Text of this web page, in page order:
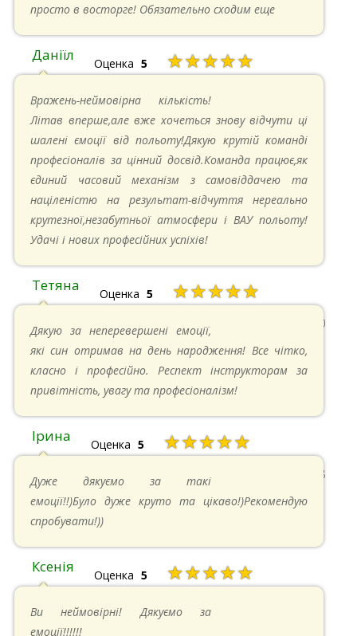
просто в восторге! Обязательно сходим еще
Даніїл Оценка 5 ★★★★★
Вражень-неймовірна кількість!
Літав вперше,але вже хочеться знову відчути ці
шалені ємоції від польоту!Дякую крутій команді
професіоналів за цінний досвід.Команда працює,як
єдиний часовий механізм з самовіддачею та
націленістю на результат-відчуття нереально
крутезної,незабутньої атмосфери і ВАУ польоту!
Удачі і нових професійних успіхів!
Тетяна Оценка 5 ★★★★★
13.05.2024 в 11:30
Дякую за неперевершені емоції,
які син отримав на день народження! Все чітко,
класно і професійно. Респект інструкторам за
привітність, увагу та професіоналізм!
Ірина Оценка 5 ★★★★★
11.05.2024 в 15:48
Дуже дякуємо за такі
емоції!!)Було дуже круто та цікаво!)Рекомендую
спробувати!))
Ксенія Оценка 5 ★★★★★
Ви неймовірні! Дякуємо за
емоції!!!!!!